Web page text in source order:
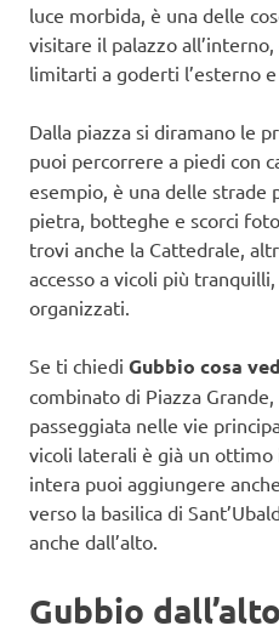
luce morbida, è una delle
visitare il palazzo
limitarti a goderti l’esterno
Dalla piazza si diramano le
puoi percorrere a piedi con
esempio, è una delle strade
pietra, botteghe e scorci
trovi anche la Cattedrale,
accesso a vicoli più
organizzati.
Se ti chiedi Gubbio cosa
combinato di Piazza
passeggiata nelle vie
vicoli laterali è già un ottimo
intera puoi aggiungere
verso la basilica di
anche dall’alto.
Gubbio